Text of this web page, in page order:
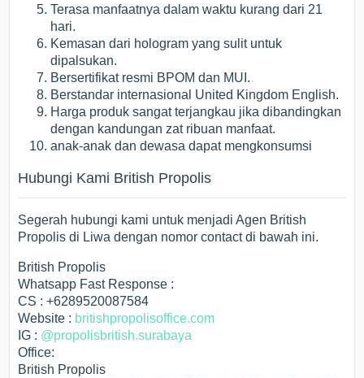
Terasa manfaatnya dalam waktu kurang dari 21
hari.
Kemasan dari hologram yang sulit untuk
dipalsukan.
Bersertifikat resmi BPOM dan MUI.
Berstandar internasional United Kingdom English.
Harga produk sangat terjangkau jika dibandingkan
dengan kandungan zat ribuan manfaat.
anak-anak dan dewasa dapat mengkonsumsi
Hubungi Kami British Propolis
Segerah hubungi kami untuk menjadi Agen British
Propolis di Liwa dengan nomor contact di bawah ini.
British Propolis
Whatsapp Fast Response :
CS : +6289520087584
Website : britishpropolisoffice.com
IG : @propolisbritish.surabaya
Office:
British Propolis